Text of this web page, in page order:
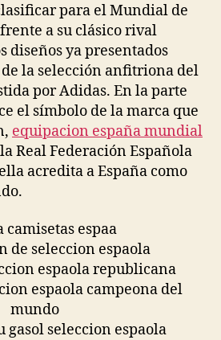
para el Mundial de
a su clásico rival
diseños ya presentados
la selección anfitriona del
por Adidas. En la parte
el símbolo de la marca que
equipacion españa mundial
Real Federación Española
acredita a España como